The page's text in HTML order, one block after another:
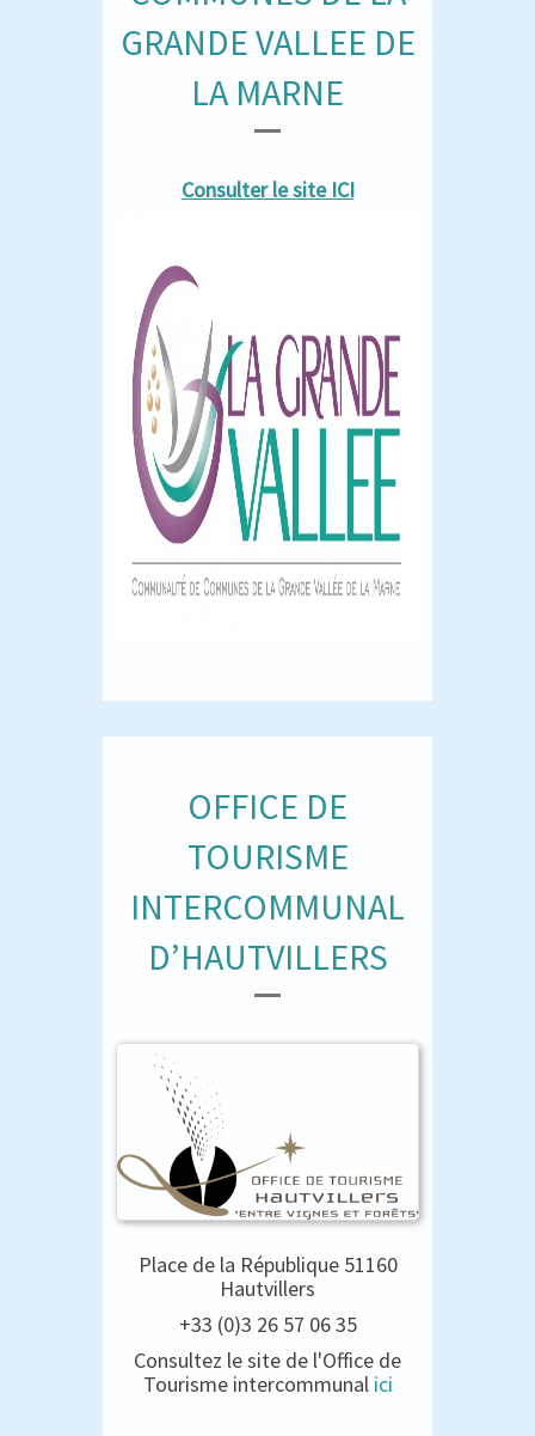
GRANDE VALLEE DE
LA MARNE
Consulter le site ICI
OFFICE DE
TOURISME
INTERCOMMUNAL
D’HAUTVILLERS
Place de la République 51160
Hautvillers
+33 (0)3 26 57 06 35
Consultez le site de l'Office de
Tourisme intercommunal ici